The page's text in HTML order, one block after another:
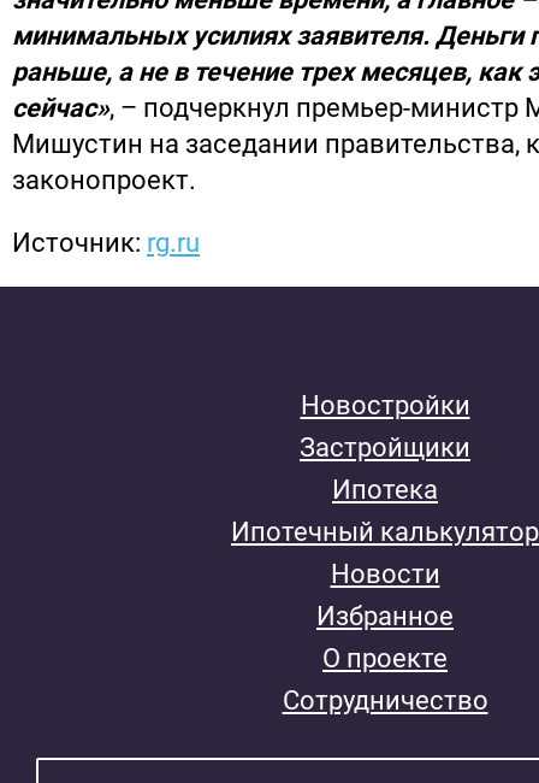
минимальных усилиях заявителя. Деньги
раньше, а не в течение трех месяцев, как
сейчас», – подчеркнул премьер-министр
Мишустин на заседании правительства,
законопроект.
Источник: rg.ru
Новостройки
Застройщики
Ипотека
Ипотечный калькулятор
Новости
Избранное
О проекте
Сотрудничество